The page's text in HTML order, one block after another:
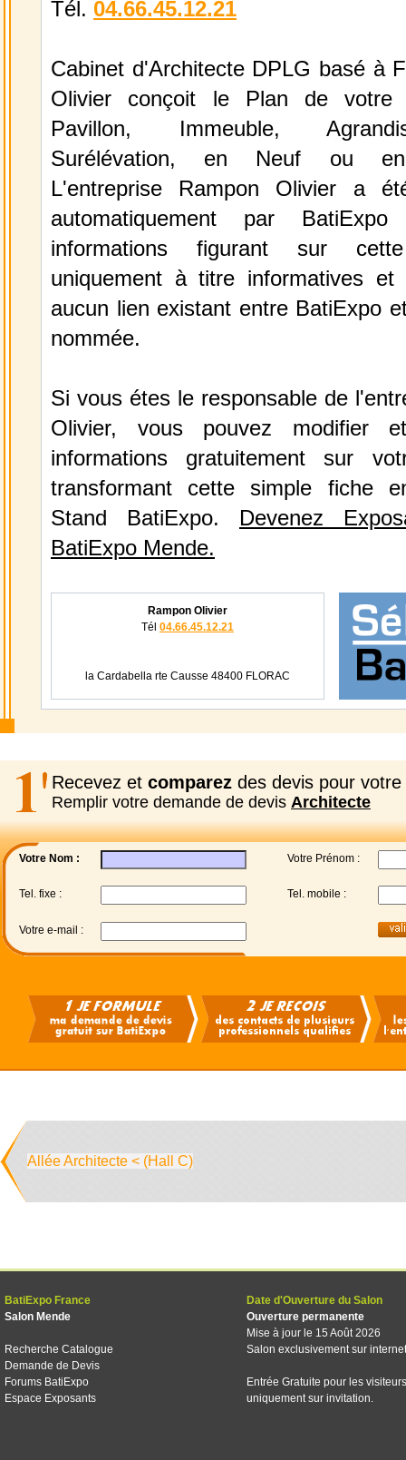
Tél. 04.66.45.12.21
Cabinet d'Architecte DPLG basé à
Olivier conçoit le Plan de votre
Pavillon, Immeuble,
Surélévation, en Neuf ou en
L'entreprise Rampon Olivier a
automatiquement par
informations figurant sur
uniquement à titre informatives et
aucun lien existant entre BatiExpo
nommée.
Si vous étes le responsable de
Olivier, vous pouvez modifier
informations gratuitement sur
transformant cette simple fiche
Stand BatiExpo. Devenez
BatiExpo Mende.
Rampon Olivier
Tél 04.66.45.12.21
la Cardabella rte Causse 48400 FLORAC
Recevez et comparez des devis pour votre
Remplir votre demande de devis Architecte
Votre Nom : Votre Prénom :
Tel. fixe : Tel. mobile :
Votre e-mail :
Allée Architecte < (Hall C)
BatiExpo France
Salon Mende
Recherche Catalogue
Demande de Devis
Forums BatiExpo
Espace Exposants
Date d'Ouverture du Salon
Ouverture permanente
Mise à jour le 15 Août 2026
Salon exclusivement sur internet
Entrée Gratuite pour les visiteurs
uniquement sur invitation.